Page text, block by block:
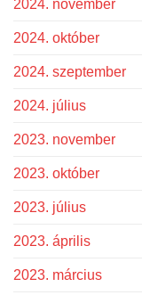
2024. november
2024. október
2024. szeptember
2024. július
2023. november
2023. október
2023. július
2023. április
2023. március